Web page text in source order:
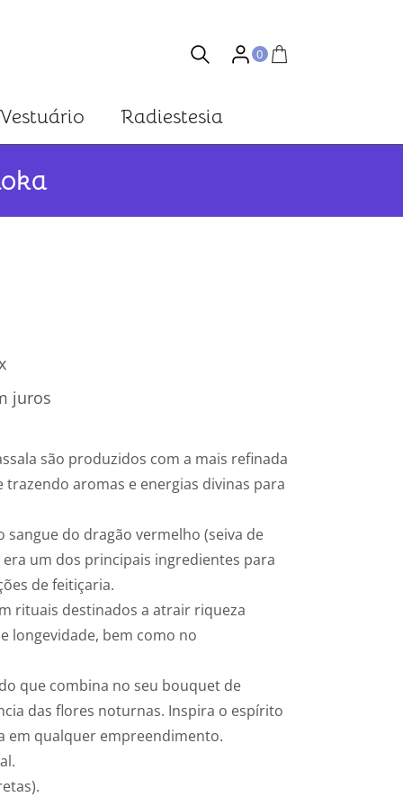
0
Vestuário Radiestesia
juros
são produzidos com a mais refinada
aromas e energias divinas para
sangue do dragão vermelho (seiva de
um dos principais ingredientes para
de feitiçaria.
rituais destinados a atrair riqueza
longevidade, bem como no
que combina no seu bouquet de
das flores noturnas. Inspira o espírito
em qualquer empreendimento.